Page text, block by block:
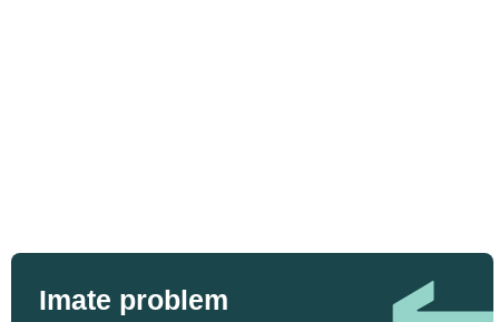
Imate problem